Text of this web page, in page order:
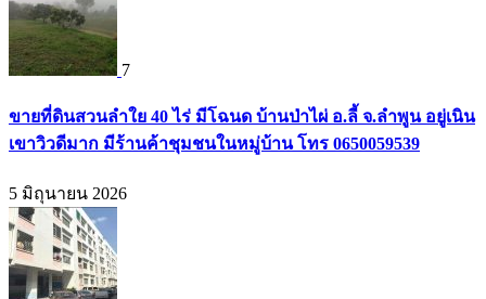
7
ขายที่ดินสวนลำใย 40 ไร่ มีโฉนด บ้านป่าไผ่ อ.ลี้ จ.ลำพูน อยู่เนิน
เขาวิวดีมาก มีร้านค้าชุมชนในหมู่บ้าน โทร 0650059539
5 มิถุนายน 2026